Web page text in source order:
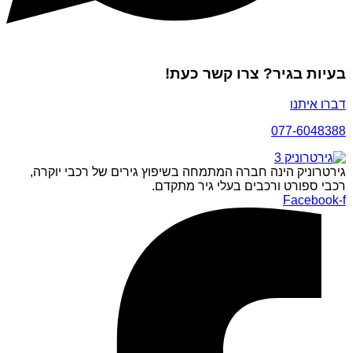
בעיות בגיר? צרו קשר כעת!
דברו איתנו
077-6048388
גירטרוניק הינה חברה המתמחה בשיפוץ גירים של רכבי יוקרה,
רכבי ספורט ורכבים בעלי גיר מתקדם.
Facebook-f